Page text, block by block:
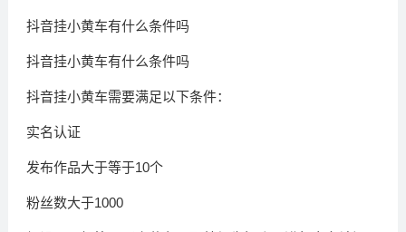
抖音挂小黄车有什么条件吗
抖音挂小黄车有什么条件吗
抖音挂小黄车需要满足以下条件：
实名认证
发布作品大于等于10个
粉丝数大于1000